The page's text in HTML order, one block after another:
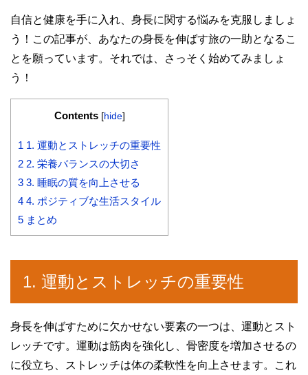
自信と健康を手に入れ、身長に関する悩みを克服しましょ
う！この記事が、あなたの身長を伸ばす旅の一助となるこ
とを願っています。それでは、さっそく始めてみましょ
う！
Contents [hide]
1 1. 運動とストレッチの重要性
2 2. 栄養バランスの大切さ
3 3. 睡眠の質を向上させる
4 4. ポジティブな生活スタイル
5 まとめ
1. 運動とストレッチの重要性
身長を伸ばすために欠かせない要素の一つは、運動とスト
レッチです。運動は筋肉を強化し、骨密度を増加させるの
に役立ち、ストレッチは体の柔軟性を向上させます。これ